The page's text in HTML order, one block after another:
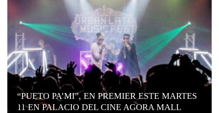
“PUETO PA’MI”, EN PREMIER ESTE MARTES
11 EN PALACIO DEL CINE AGORA MALL